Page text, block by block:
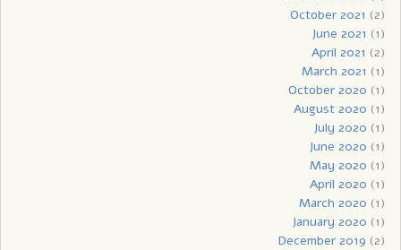
October 2021 (2)
June 2021 (1)
April 2021 (2)
March 2021 (1)
October 2020 (1)
August 2020 (1)
July 2020 (1)
June 2020 (1)
May 2020 (1)
April 2020 (1)
March 2020 (1)
January 2020 (1)
December 2019 (2)